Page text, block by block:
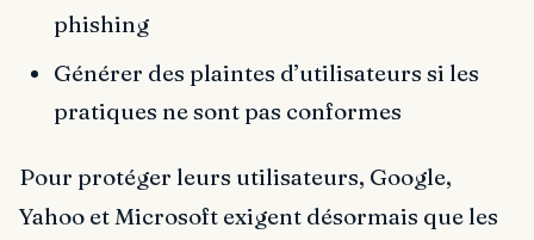
phishing
Générer des plaintes d’utilisateurs si les
pratiques ne sont pas conformes
Pour protéger leurs utilisateurs, Google,
Yahoo et Microsoft exigent désormais que les